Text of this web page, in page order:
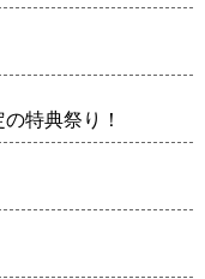
特典祭り！